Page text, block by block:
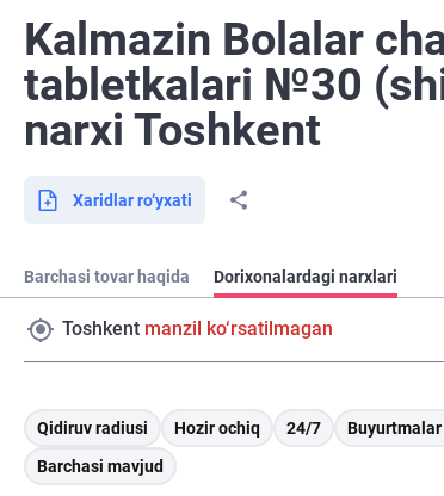
Kalmazin Bolalar
tabletkalari №30
narxi Toshkent
Xaridlar ro‘yxati
Barchasi tovar haqida Dorixonalardagi narxlari
Toshkent manzil ko‘rsatilmagan
Qidiruv radiusi Hozir ochiq 24/7 Buyurtmalar
Barchasi mavjud